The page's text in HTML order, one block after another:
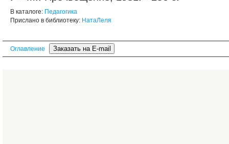
В каталоге: Педагогика
Прислано в библиотеку: НатаЛеля
Оглавление